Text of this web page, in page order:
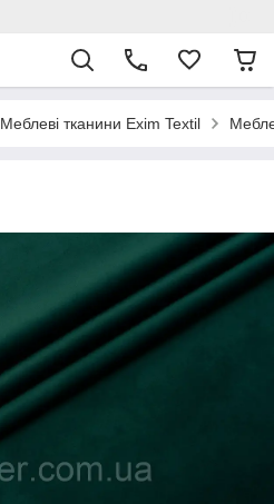
Меблеві тканини Exim Textil